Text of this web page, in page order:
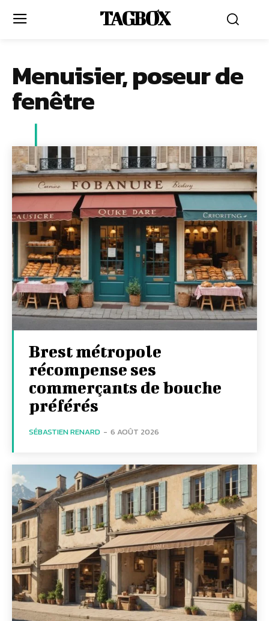
TAGBOX
Menuisier, poseur de
fenêtre
Brest métropole
récompense ses
commerçants de bouche
préférés
SÉBASTIEN RENARD - 6 AOÛT 2026